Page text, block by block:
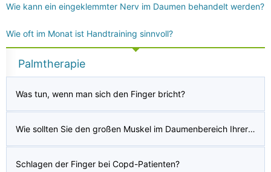
Wie kann ein eingeklemmter Nerv im Daumen behandelt werden?
Wie oft im Monat ist Handtraining sinnvoll?
Palmtherapie
Was tun, wenn man sich den Finger bricht?
Wie sollten Sie den großen Muskel im Daumenbereich Ihrer Handfläche behandeln, der kontrolliert, ob er teilweise mit einem Messer durchtrennt wurde?
Schlagen der Finger bei Copd-Patienten?